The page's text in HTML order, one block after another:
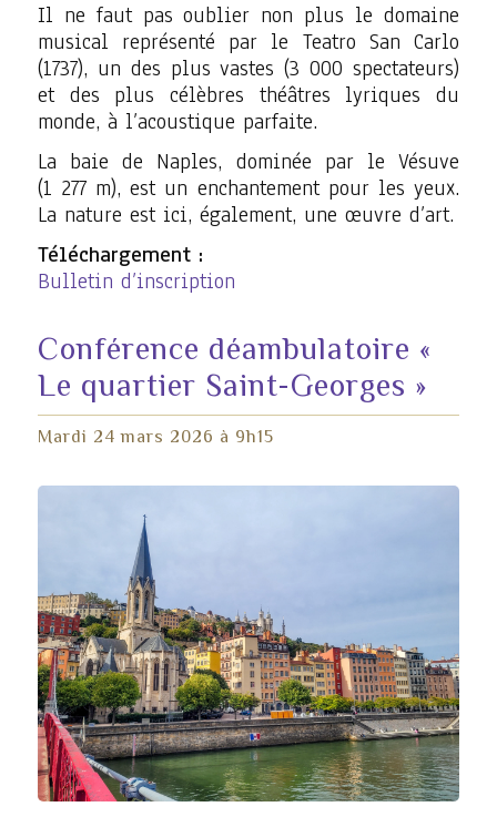
Il ne faut pas oublier non plus le domaine
musical représenté par le Teatro San Carlo
(1737), un des plus vastes (3 000 spectateurs)
et des plus célèbres théâtres lyriques du
monde, à l’acoustique parfaite.
La baie de Naples, dominée par le Vésuve
(1 277 m), est un enchantement pour les yeux.
La nature est ici, également, une œuvre d’art.
Téléchargement :
Bulletin d’inscription
Conférence déambulatoire «
Le quartier Saint-Georges »
Mardi 24 mars 2026 à 9h15